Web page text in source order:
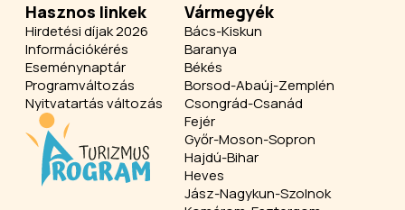
Hasznos linkek
Hirdetési díjak 2026
Információkérés
Eseménynaptár
Programváltozás
Nyitvatartás változás
Vármegyék
Bács-Kiskun
Baranya
Békés
Borsod-Abaúj-Zemplén
Csongrád-Csanád
Fejér
Győr-Moson-Sopron
Hajdú-Bihar
Heves
Jász-Nagykun-Szolnok